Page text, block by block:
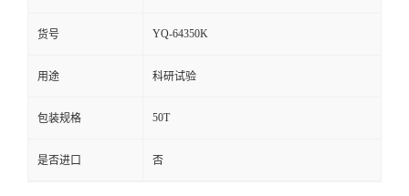
货号 YQ-64350K
用途 科研试验
包装规格 50T
是否进口 否